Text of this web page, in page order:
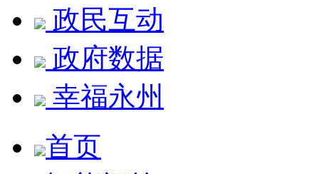
政民互动
政府数据
幸福永州
首页